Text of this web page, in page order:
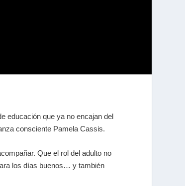
educación que ya no encajan del
consciente Pamela Cassis.
Que el rol del adulto no
los días buenos… y también